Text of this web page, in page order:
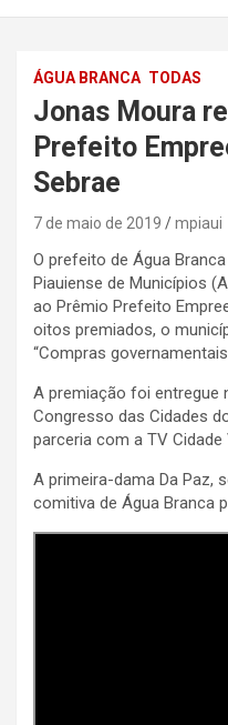
ÁGUA BRANCA TODAS
Jonas Moura
Prefeito
Sebrae
7 de maio de 2019 mpiaui
O prefeito de Água
Piauiense de Municípios
ao Prêmio Prefeito
oitos premiados, o
“Compras
A premiação foi entregue
Congresso das Cidades
parceria com a TV Cidade
A primeira-dama Da Paz,
comitiva de Água Branca